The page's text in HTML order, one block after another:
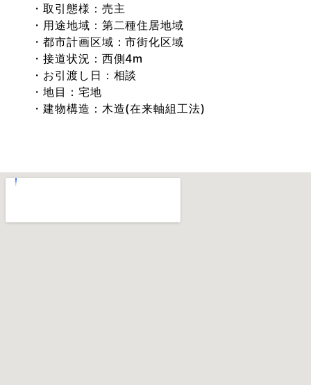
取引態様：売主
用途地域：第二種住居地域
都市計画区域：市街化区域
接道状況：西側4m
お引渡し日：相談
地目：宅地
建物構造：木造(在来軸組工法)